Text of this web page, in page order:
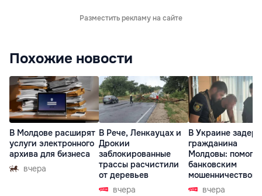
Разместить рекламу на сайте
Похожие новости
В Молдове расширят
услуги электронного
архива для бизнеса
вчера
В Рече, Ленкауцах и
Дрокии
заблокированные
трассы расчистили
от деревьев
вчера
В Украине
гражданина
Молдовы:
банковским
мошенничеством
Чехиивчера